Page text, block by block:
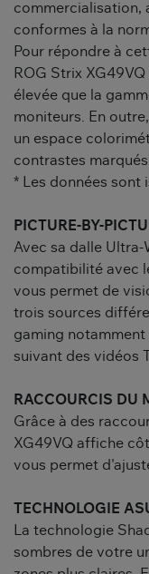
commercialisation,
conformes à la
Pour répondre à
ROG Strix
élevée que la
moniteurs. En
un espace
contrastes
* Les données sont
PICTURE-BY-
Avec sa dalle
compatibilité avec
vous permet de
trois sources
gaming notamment
suivant des vidéos
RACCOURCIS DU
Grâce à des
XG49VQ affiche
vous permet
TECHNOLOGIE
La technologie
sombres de votre